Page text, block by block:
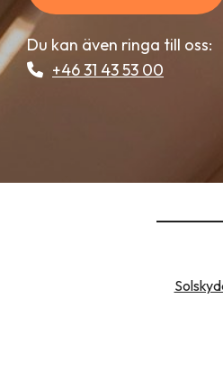
Du kan även ringa till oss:
+46 31 43 53 00